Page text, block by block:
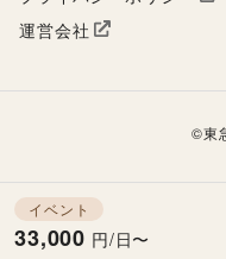
イベント
33,000 円/日〜
運営会社
©東